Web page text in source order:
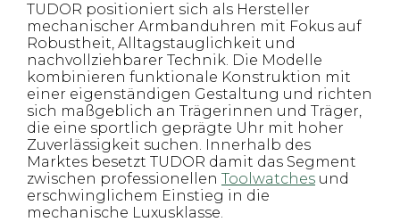
TUDOR positioniert sich als Hersteller
mechanischer Armbanduhren mit Fokus auf
Robustheit, Alltagstauglichkeit und
nachvollziehbarer Technik. Die Modelle
kombinieren funktionale Konstruktion mit
einer eigenständigen Gestaltung und richten
sich maßgeblich an Trägerinnen und Träger,
die eine sportlich geprägte Uhr mit hoher
Zuverlässigkeit suchen. Innerhalb des
Marktes besetzt TUDOR damit das Segment
zwischen professionellen Toolwatches und
erschwinglichem Einstieg in die
mechanische Luxusklasse.